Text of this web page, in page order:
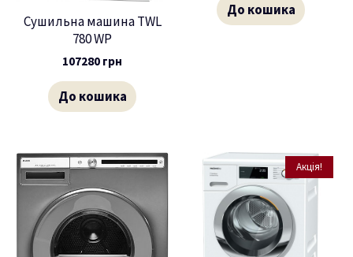
Сушильна машина TWL
780 WP
107280 грн
До кошика
До кошика
Акція!